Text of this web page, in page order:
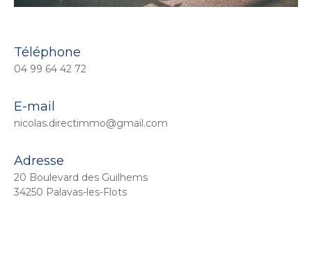
Téléphone
04 99 64 42 72
E-mail
nicolas.directimmo@gmail.com
Adresse
20 Boulevard des Guilhems
34250 Palavas-les-Flots